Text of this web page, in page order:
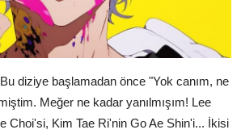
diziye başlamadan önce "Yok canım, ne
Meğer ne kadar yanılmışım! Lee
Choi'si, Kim Tae Ri'nin Go Ae Shin'i... İkisi